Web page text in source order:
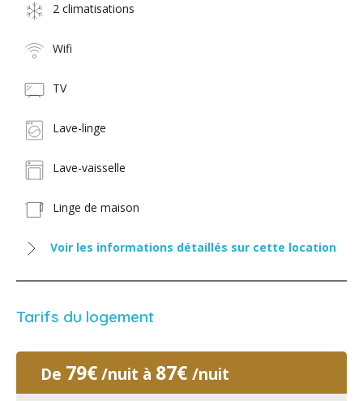
2 climatisations
Wifi
TV
Lave-linge
Lave-vaisselle
Linge de maison
Voir les informations détaillés sur cette location
Tarifs du logement
De 79€/nuit à 87€ /nuit